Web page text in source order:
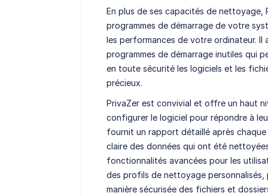
En plus de ses capacités de
programmes de démarrage de votre
les performances de votre ordinateur.
programmes de démarrage inutiles qui
en toute sécurité les logiciels et les
précieux.
PrivaZer est convivial et offre un haut
configurer le logiciel pour répondre à
fournit un rapport détaillé après
claire des données qui ont été
fonctionnalités avancées pour les
des profils de nettoyage personnalisés,
manière sécurisée des fichiers et